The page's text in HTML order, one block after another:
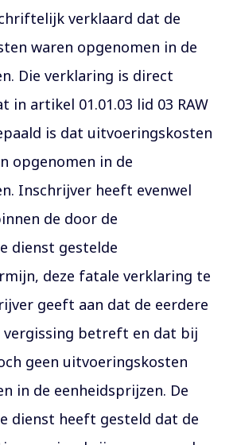
verklaard dat de
waren opgenomen in de
Die verklaring is direct
in artikel 01.01.03 lid 03 RAW
is dat uitvoeringskosten
opgenomen in de
Inschrijver heeft evenwel
de door de
dienst gestelde
deze fatale verklaring te
geeft aan dat de eerdere
vergissing betreft en dat bij
geen uitvoeringskosten
in de eenheidsprijzen. De
dienst heeft gesteld dat de